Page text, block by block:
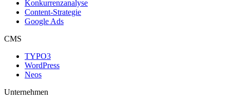
Konkurrenzanalyse
Content-Strategie
Google Ads
CMS
TYPO3
WordPress
Neos
Unternehmen